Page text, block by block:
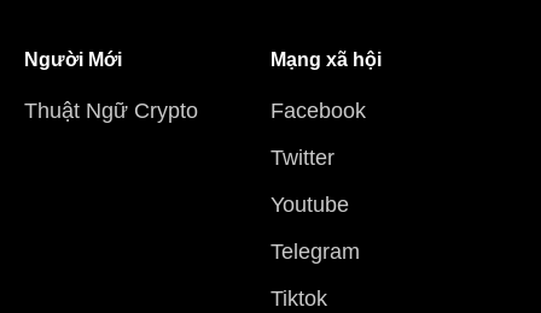
Người Mới
Thuật Ngữ Crypto
Mạng xã hội
Facebook
Twitter
Youtube
Telegram
Tiktok